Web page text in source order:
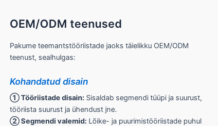
OEM/ODM teenused
Pakume teemantstööriistade jaoks täielikku OEM/ODM
teenust, sealhulgas:
Kohandatud disain
① Tööriistade disain: Sisaldab segmendi tüüpi ja suurust,
tööriista suurust ja ühendust jne.
② Segmendi valemid: Lõike- ja puurimistööriistade puhul